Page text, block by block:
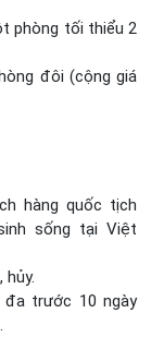
phòng tối thiểu 2
đôi (cộng giá
hàng quốc tịch
sống tại Việt
trước 10 ngày